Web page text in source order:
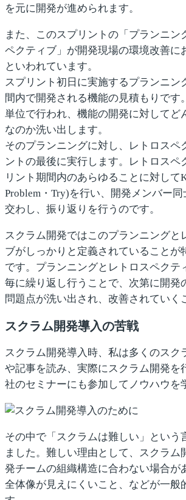
を元に開発が進められます。
また、このスプリントの「 プランニン
ペクティブ」が開発現場の環境改善に
といわれています。
スプリント初日に実施するプランニン
間内で開発される機能の見積もりです
単位で行われ、機能の開発に対してど
なのか洗い出します。
そのプランニングに対し、レトロスペ
ントの最後に実行します。レトロスペ
リント期間内のあらゆることに対して
Problem・Try)を行い、開発メンバー
交わし、振り返りを行うのです。
スクラム開発ではこのプランニングと
ブがしっかりと定義されていることが
です。プランニングとレトロスペクテ
毎に繰り返し行うことで、次第に開発
問題点が洗い出され、改善されていく
スクラム開発導入の苦戦
スクラム開発導入時、私は多くのスク
や記事を読み、実際にスクラム開発を
社のセミナーにも参加してノウハウを
その中で「スクラムは難しい」という
ました。難しい理由として、スクラム
発チームの組織構造に合わない場合が
全体像が見えにくいこと、などが一般